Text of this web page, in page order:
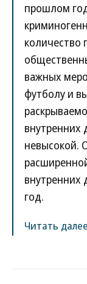
прошлом
количество
важных
футболу и
внутренних
невысокой.
внутренних
год.
Читать далее